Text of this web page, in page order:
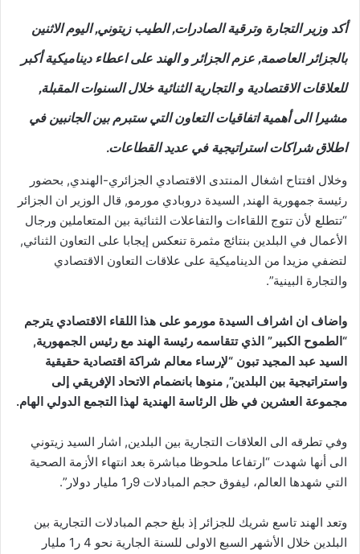
أكد وزير التجارة وترقية الصادرات, الطيب زيتوني, اليوم الاثنين
بالجزائر العاصمة, عزم الجزائر و الهند على اعطاء ديناميكية أكبر
للعلاقات الاقتصادية و التجارية الثنائية خلال السنوات المقبلة,
مشيرا الى أهمية اتفاقيات التعاون التي ستبرم بين الجانبين في
اطلاق شراكات استراتيجية في عديد القطاعات.
وخلال افتتاح اشغال المنتدى الاقتصادي الجزائري-الهندي, بحضور
رئيسة جمهورية الهند, السيدة دروبادي مورمو, قال الوزير ان الجزائر
“تتطلع لأن تتوج اللقاءات والتفاعلات الثنائية بين المتعاملين ورجال
الأعمال في البلدين بنتائج مثمرة تنعكس إيجابا على التعاون الثنائي,
لتضفي مزيدا من الديناميكية على علاقات التعاون الاقتصادي
والتجارة البينية”.
واضاف ان اشراف السيدة مورمو على هذا اللقاء الاقتصادي يترجم
“الطموح الكبير” الذي تتقاسمه رئيسة الهند مع رئيس الجمهورية,
السيد عبد المجيد تبون “لإرساء معالم شراكة اقتصادية حقيقية
واستراتيجية بين البلدين”, منوها بانضمام الاتحاد الإفريقي إلى
مجموعة العشرين في ظل الرئاسة الهندية لهذا التجمع الدولي الهام.
وفي تطرقه الى العلاقات التجارية بين البلدين, اشار السيد زيتوني
الى أنها شهدت “ارتفاعا ملحوظا مباشرة بعد انتهاء الأزمة الصحية
التي شهدها العالم، ليفوق حجم المبادلات 9ر1 مليار دولار”.
وتعد الهند تاسع شريك للجزائر إذ بلغ حجم المبادلات التجارية بين
البلدين خلال الأشهر السبع الاولى للسنة الجارية نحو 4 ر1 مليار